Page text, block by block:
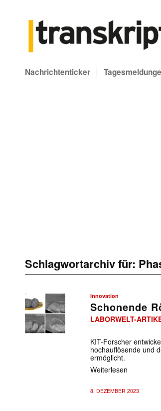
Nachrichtenticker
Schlagwortarchiv für:
Innovation
Schonende
LABORWELT-
KIT-Forscher
hochauflösende und
ermöglicht.
Weiterlesen
8. DEZEMBER 2023